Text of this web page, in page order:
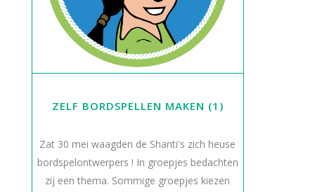
ZELF BORDSPELLEN MAKEN (1)
Zat 30 mei waagden de Shanti's zich heuse
bordspelontwerpers ! In groepjes bedachten
zij een thema. Sommige groepjes kiezen